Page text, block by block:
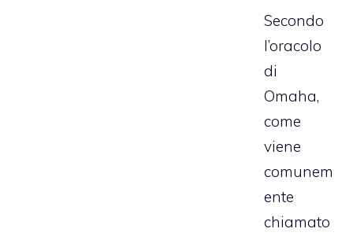
Secondo
l’oracolo
di
Omaha,
come
viene
comunem
ente
chiamato